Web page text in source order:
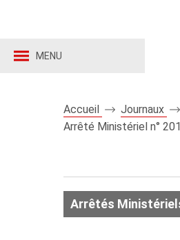
MENU
Accueil Journaux
Arrêté Ministériel n°
Arrêtés